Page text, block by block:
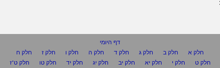
דף היומי
חלק א
חלק ב חלק ג חלק ד חלק ה חלק ו חלק ז
חלק ח
חלק ט
חלק י חלק יא חלק יב חלק יג חלק יד חלק טו
חלק ט"ז